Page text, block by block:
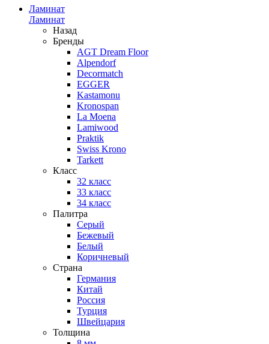
Ламинат
Ламинат
Назад
Бренды
AGT Dream Floor
Alpendorf
Decormatch
EGGER
Kastamonu
Kronospan
La Moena
Lamiwood
Praktik
Swiss Krono
Tarkett
Класс
32 класс
33 класс
34 класс
Палитра
Серый
Бежевый
Белый
Коричневый
Страна
Германия
Китай
Россия
Турция
Швейцария
Толщина